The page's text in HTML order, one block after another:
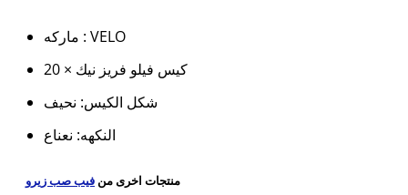
ماركه : VELO
20 × كيس فيلو فريز نيك
شكل الكيس: نحيف
النكهه: نعناع
منتجات اخرى من فيب صب زيرو